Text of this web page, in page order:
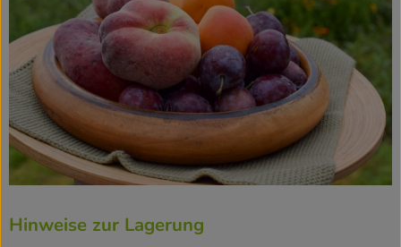
Hinweise zur Lagerung